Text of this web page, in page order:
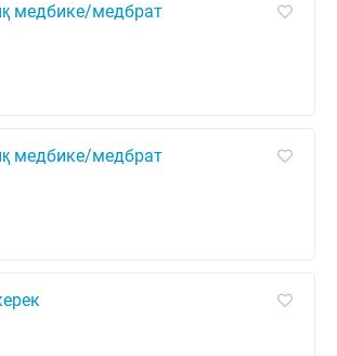
медбике/медбрат
медбике/медбрат